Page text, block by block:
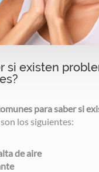
si existen
para saber si
son los siguientes:
de aire